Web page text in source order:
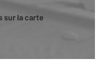
sur la carte